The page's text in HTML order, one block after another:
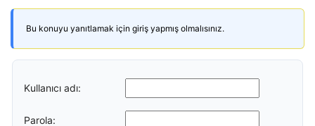
Bu konuyu yanıtlamak için giriş yapmış olmalısınız.
Kullanıcı adı:
Parola: